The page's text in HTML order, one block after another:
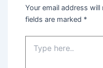
Your email address
fields are marked *
here..